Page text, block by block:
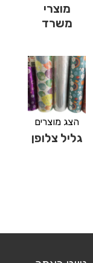
מוצרי
משרד
הצג מוצרים
גליל צלופן